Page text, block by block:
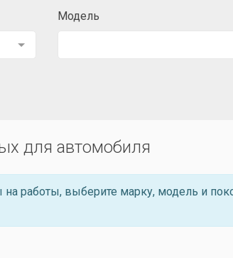
Модель
для автомобиля
работы, выберите марку, модель и